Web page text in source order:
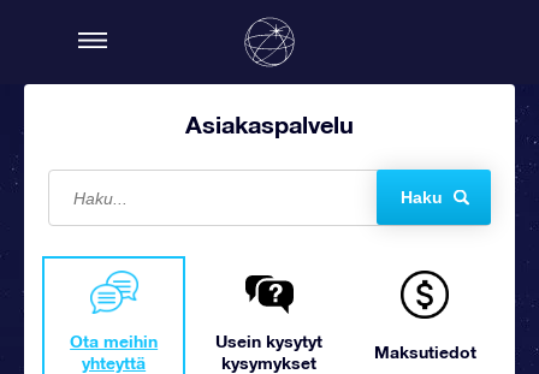
Asiakaspalvelu
Haku
Ota meihin
yhteyttä
Usein kysytyt
kysymykset
Maksutiedot